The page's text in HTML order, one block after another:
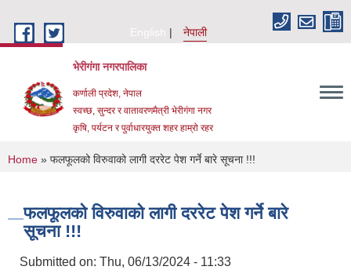
English
नेपाली
भेरीगंगा नगरपालिका
कर्णाली प्रदेश, नेपाल
स्वच्छ, सुन्दर र वातावरणमैत्री भेरीगंगा नगर
कृषि, पर्यटन र पुर्वाधारयुक्त शहर हाम्रो रहर
You are here
Home » फलफूलको विरुवाको लागी दररेट पेश गर्ने बारे सूचना !!!
फलफूलको विरुवाको लागी दररेट पेश गर्ने बारे
सूचना !!!
Submitted on: Thu, 06/13/2024 - 11:33